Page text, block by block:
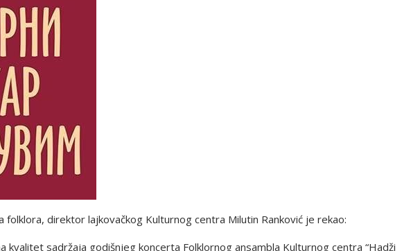
direktor lajkovačkog Kulturnog centra Milutin Ranković je rekao:
kvalitet sadržaja godišnjeg koncerta Folklornog ansambla Kulturnog centra “Hadži